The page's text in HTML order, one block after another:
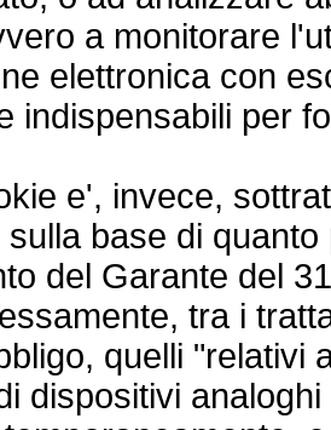
a monitorare
elettronica con
indispensabili per
e', invece,
sulla base di
del Garante del
tra i
quelli "relativi
dispositivi